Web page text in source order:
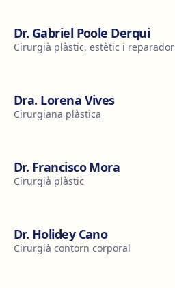
Dr. Gabriel Poole Derqui
Cirurgià plàstic, estètic i reparador
Dra. Lorena Vives
Cirurgiana plàstica
Dr. Francisco Mora
Cirurgià plàstic
Dr. Holidey Cano
Cirurgià contorn corporal